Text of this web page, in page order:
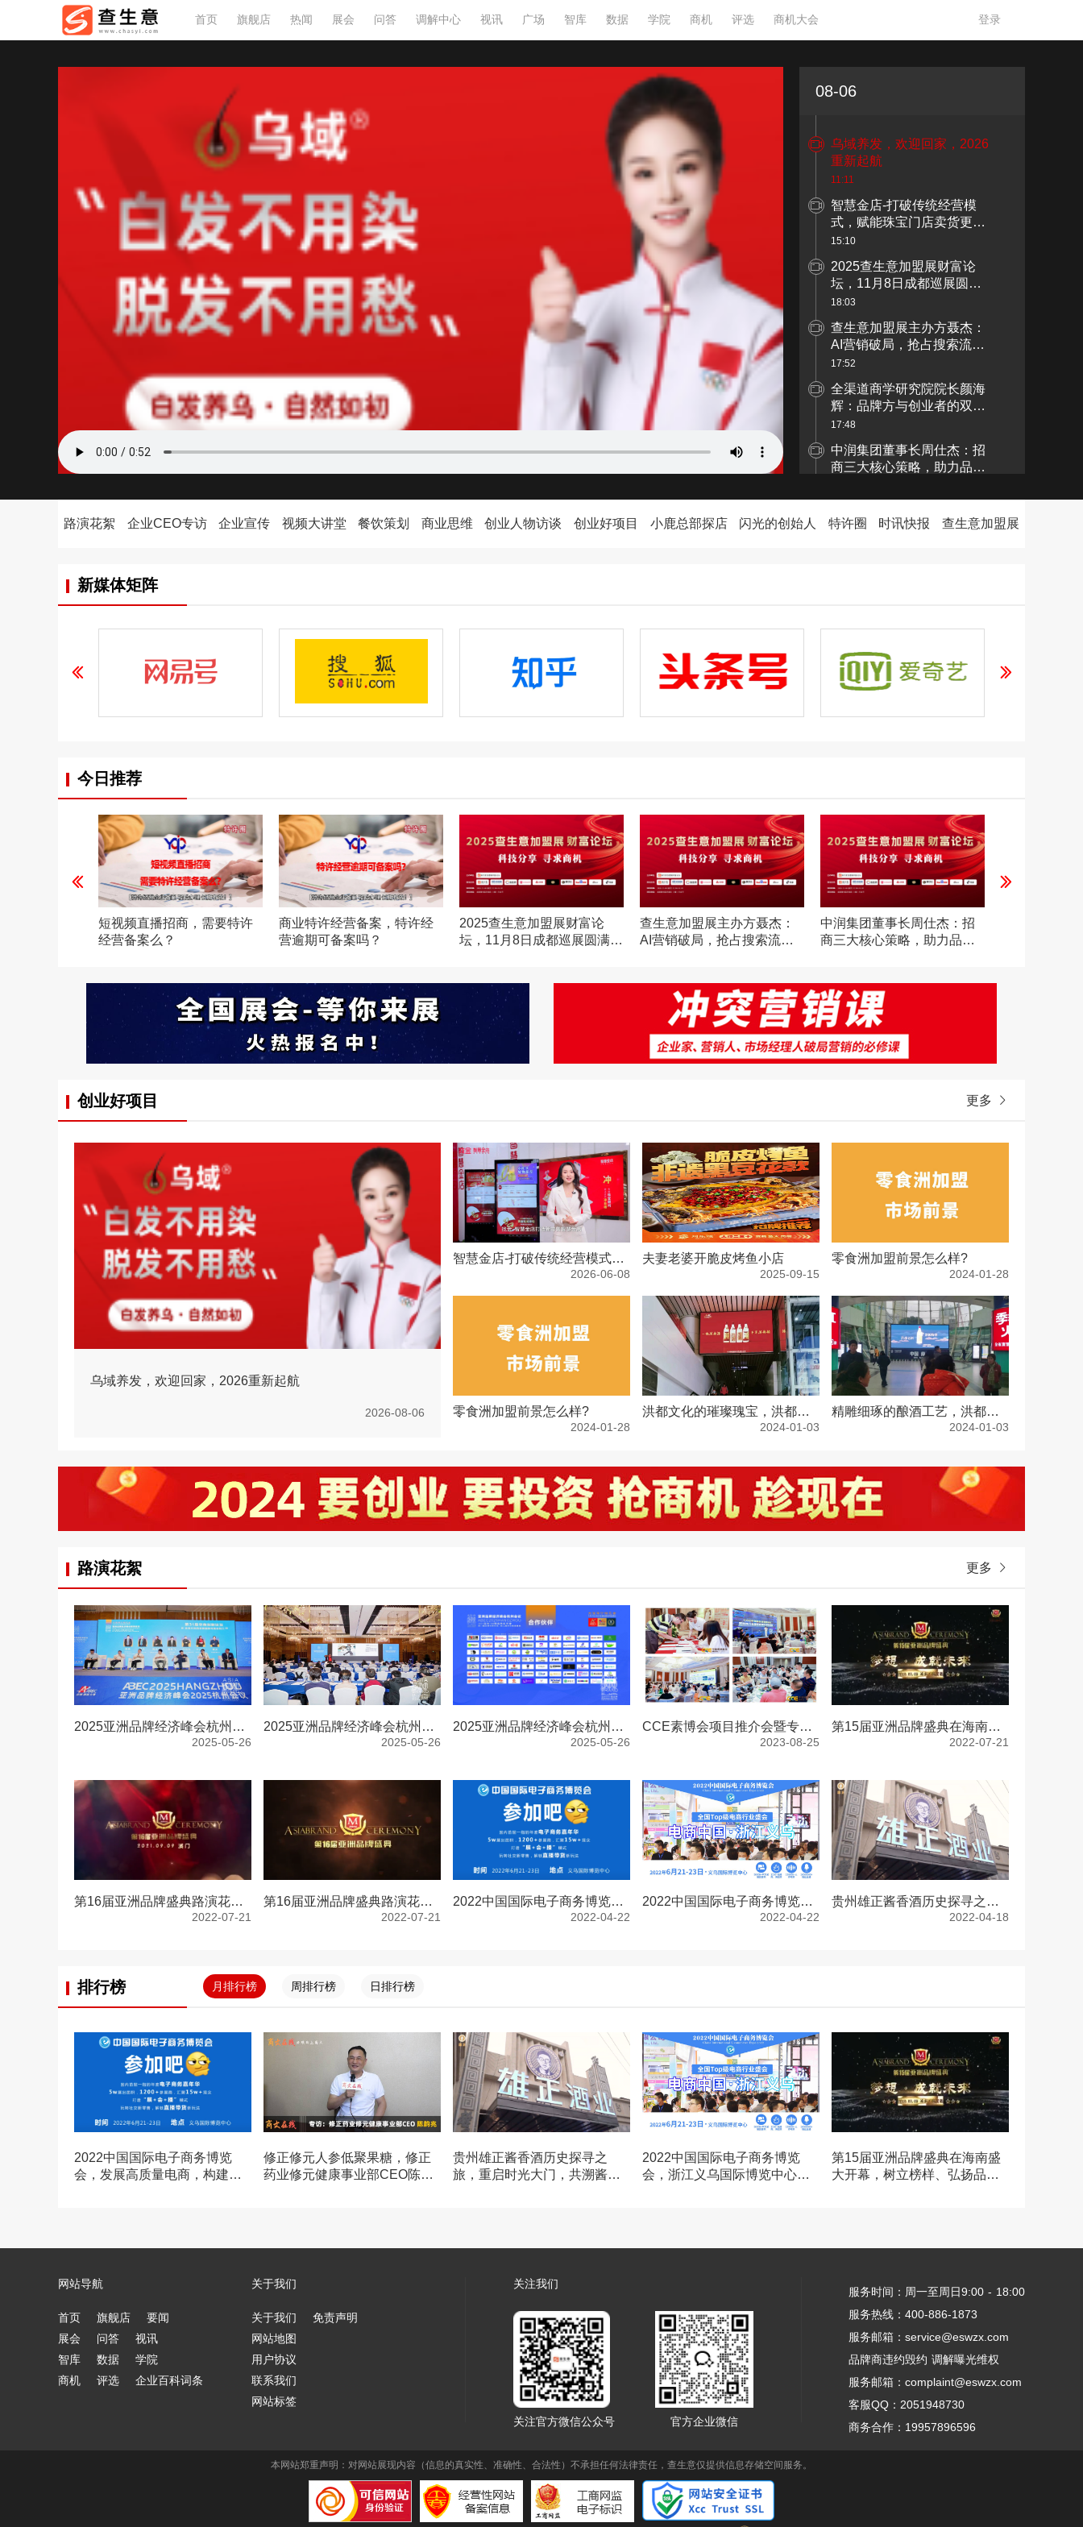
首页 旗舰店 热闻 展会 问答 调解中心 视讯 广场 智库 数据 学院 商机 评选 商机大会 登录
08-06
乌域养发，欢迎回家，2026
重新起航
11:11
智慧金店-打破传统经营模
式，赋能珠宝门店卖货更简
单
15:10
2025查生意加盟展财富论
坛，11月8日成都巡展圆满
闭幕！
18:03
查生意加盟展主办方聂杰：
AI营销破局，抢占搜索流量
红利
17:52
全渠道商学研究院院长颜海
辉：品牌方与创业者的双赢
法则！
17:48
中润集团董事长周仕杰：招
商三大核心策略，助力品牌
通过技术创新与精准招商实
康玖医疗董事长邹佳均：用
5000年中医智慧破局商业未
来！
17:42
盈科律所马务波：招商合作
路演花絮 企业CEO专访 企业宣传 视频大讲堂 餐饮策划 商业思维 创业人物访谈 创业好项目 小鹿总部探店 闪光的创始人 特许圈 时讯快报 查生意加盟展
新媒体矩阵
今日推荐
短视频直播招商，需要特许
经营备案么？
商业特许经营备案，特许经
营逾期可备案吗？
2025查生意加盟展财富论
坛，11月8日成都巡展圆满闭
查生意加盟展主办方聂杰：
AI营销破局，抢占搜索流量
中润集团董事长周仕杰：招
商三大核心策略，助力品牌
创业好项目 更多
乌域养发，欢迎回家，2026重新起航
2026-08-06
智慧金店-打破传统经营模式，赋能珠宝门店卖货更简单
2026-06-08
夫妻老婆开脆皮烤鱼小店
2025-09-15
零食洲加盟前景怎么样?
2024-01-28
零食洲加盟前景怎么样?
2024-01-28
洪都文化的璀璨瑰宝，洪都老酒特香型白酒的经典之作
2024-01-03
精雕细琢的酿酒工艺，洪都老酒呈现独特品质和味道
2024-01-03
路演花絮 更多
2025亚洲品牌经济峰会杭州会议-圆桌论坛
2025-05-26
2025亚洲品牌经济峰会杭州会议-嘉宾演讲
2025-05-26
2025亚洲品牌经济峰会杭州会议-颁奖典礼
2025-05-26
CCE素博会项目推介会暨专家顾问团筹备会，于上海成功举办
2023-08-25
第15届亚洲品牌盛典在海南盛大开幕，树立榜样、弘扬品牌力量
2022-07-21
第16届亚洲品牌盛典路演花絮，亚洲品牌500强颁奖盛典
2022-07-21
第16届亚洲品牌盛典路演花絮，各界精英和企业领袖共聚海南
2022-07-21
2022中国国际电子商务博览会，发展高质量电商，构建新发展格局
2022-04-22
2022中国国际电子商务博览会，浙江义乌国际博览中心举行！
2022-04-22
贵州雄正酱香酒历史探寻之旅，重启时光大门，共溯酱香芳华
2022-04-18
排行榜 月排行榜 周排行榜 日排行榜
2022中国国际电子商务博览
会，发展高质量电商，构建新
修正修元人参低聚果糖，修正
药业修元健康事业部CEO陈韵
贵州雄正酱香酒历史探寻之
旅，重启时光大门，共溯酱香
2022中国国际电子商务博览
会，浙江义乌国际博览中心举
第15届亚洲品牌盛典在海南盛
大开幕，树立榜样、弘扬品牌
网站导航
首页 旗舰店
要闻
展会
问答
视讯
智库
数据
学院
商机
评选 企业百科词条
关于我们
关于我们
免责声明
网站地图
用户协议
联系我们
网站标签
关注我们
关注官方微信公众号 官方企业微信
服务时间：周一至周日9:00 - 18:00
服务热线：400-886-1873
服务邮箱：service@eswzx.com
品牌商违约毁约 调解曝光维权
服务邮箱：complaint@eswzx.com
客服QQ：2051948730
商务合作：19957896596
本网站郑重声明：对网站展现内容（信息的真实性、准确性、合法性）不承担任何法律责任，查生意仅提供信息存储空间服务。